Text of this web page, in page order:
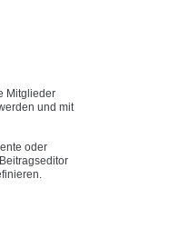
Mitglieder
und mit
oder